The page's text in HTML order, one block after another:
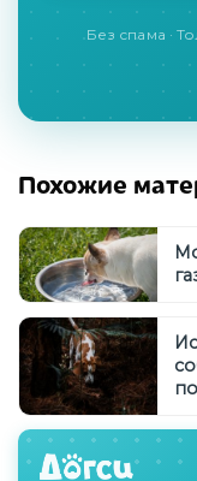
Без спама ·
Похожие